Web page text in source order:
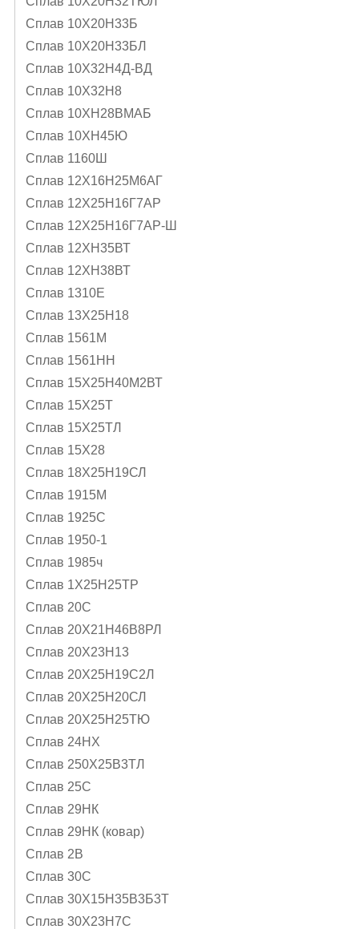
Сплав 10Х20Н33Б
Сплав 10Х20Н33БЛ
Сплав 10Х32Н4Д-ВД
Сплав 10Х32Н8
Сплав 10ХН28ВМАБ
Сплав 10ХН45Ю
Сплав 1160Ш
Сплав 12Х16Н25М6АГ
Сплав 12Х25Н16Г7АР
Сплав 12Х25Н16Г7АР-Ш
Сплав 12ХН35ВТ
Сплав 12ХН38ВТ
Сплав 1310Е
Сплав 13Х25Н18
Сплав 1561М
Сплав 1561НН
Сплав 15Х25Н40М2ВТ
Сплав 15Х25Т
Сплав 15Х25ТЛ
Сплав 15Х28
Сплав 18Х25Н19СЛ
Сплав 1915М
Сплав 1925С
Сплав 1950-1
Сплав 1985ч
Сплав 1Х25Н25ТР
Сплав 20С
Сплав 20Х21Н46В8РЛ
Сплав 20Х23Н13
Сплав 20Х25Н19С2Л
Сплав 20Х25Н20СЛ
Сплав 20Х25Н25ТЮ
Сплав 24НХ
Сплав 250Х25В3ТЛ
Сплав 25С
Сплав 29НК
Сплав 29НК (ковар)
Сплав 2В
Сплав 30С
Сплав 30Х15Н35В3Б3Т
Сплав 30Х23Н7С